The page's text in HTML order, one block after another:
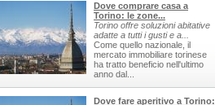
Dove comprare casa a
Torino: le zone...
Torino offre soluzioni abitative
adatte a tutti i gusti e a...
Come quello nazionale, il
mercato immobiliare torinese
ha tratto beneficio nell'ultimo
anno dal...
Dove fare aperitivo a Torino: